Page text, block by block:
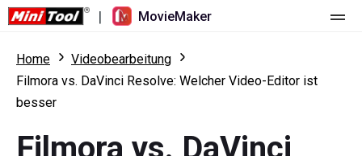
| MovieMaker
Startseite
Preise
Home
Videobearbeitung
Filmora vs. DaVinci Resolve: Welcher Video-Editor ist
besser
Filmora vs. DaVinci